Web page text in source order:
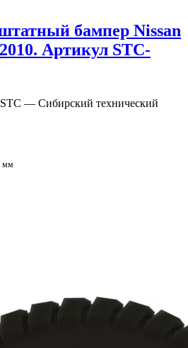
бампер Nissan
Артикул STC-
STC — Сибирский технический
мм